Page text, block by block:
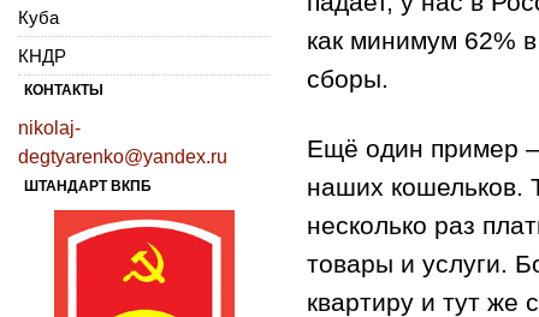
как минимум 62%
сборы.
Ещё один пример
наших кошельков.
несколько раз
товары и услуги.
квартиру и тут же
Куба
КНДР
КОНТАКТЫ
nikolaj-
degtyarenko@yandex.ru
ШТАНДАРТ ВКПБ